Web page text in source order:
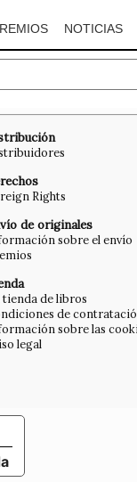
NOTICIAS
Rights
de originales
sobre el envío
tienda de libros
de
sobre las
legal